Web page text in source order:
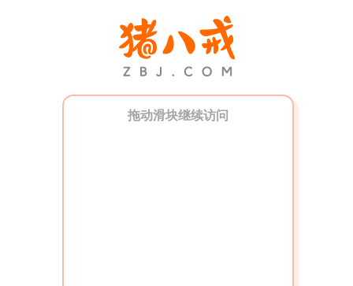
拖动滑块继续访问